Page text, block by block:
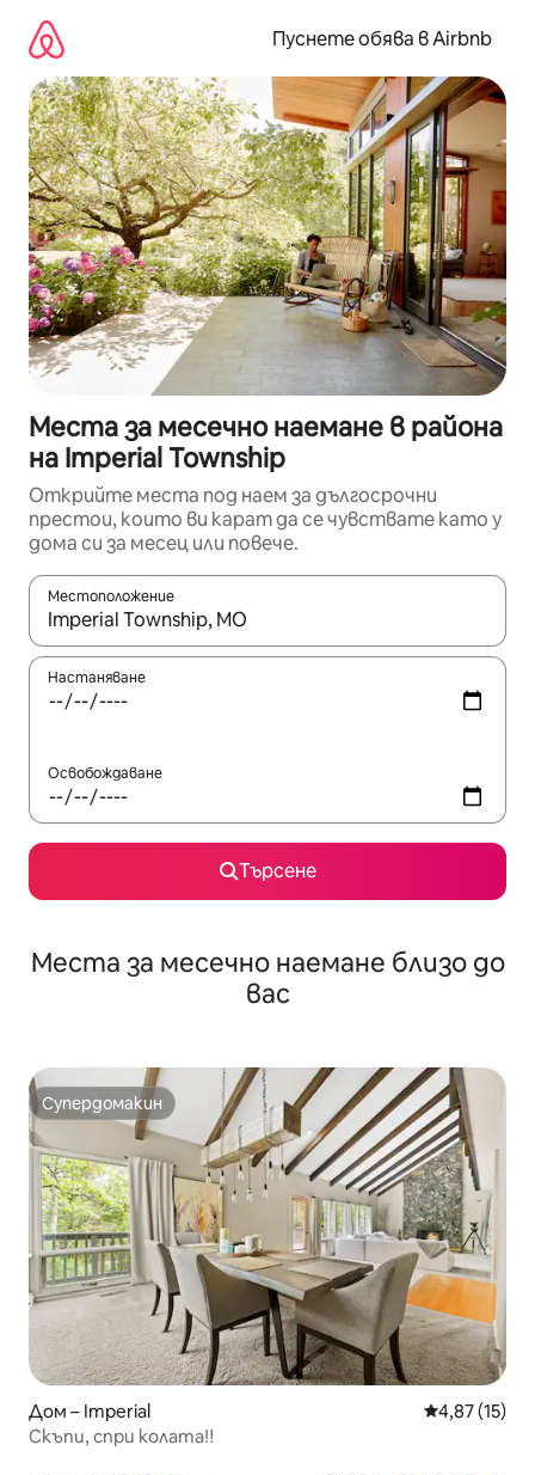
съдържанието
Пуснете обява в Airbnb
Места за месечно наемане в района
на Imperial Township
Открийте места под наем за дългосрочни
престои, които ви карат да се чувствате като у
дома си за месец или повече.
Местоположение
Когато резултатите се покажат, използвайте
Настаняване
Освобождаване
Търсене
Места за месечно наемане близо до
вас
Супердомакин
Супердомакин
Дом – Imperial Средна
4,87 (15)
Скъпи, спри колата‼️